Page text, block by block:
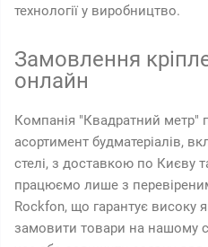
технології у виробництво.
Замовлення
онлайн
Компанія "Квадратний метр"
асортимент будматеріалів,
стелі, з доставкою по Києву
працюємо лише з
Rockfon, що гарантує високу
замовити товари на нашому